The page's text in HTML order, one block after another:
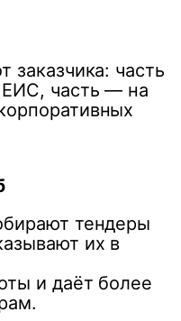
заказчика: часть
часть — на
тендеры
их в
и даёт более